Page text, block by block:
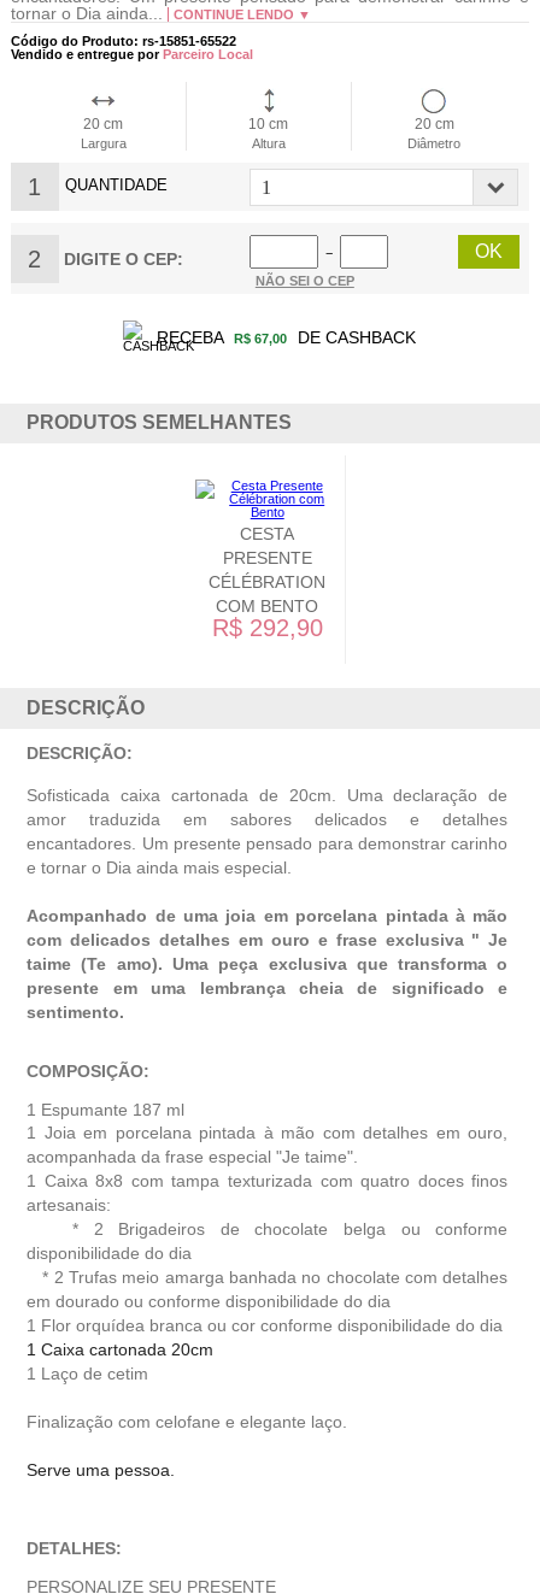
tornar o Dia ainda...
CONTINUE LENDO ▼
Código do Produto: rs-15851-65522
Vendido e entregue porParceiro Local
20 cm
Largura
10 cm
Altura
20 cm
Diâmetro
1 QUANTIDADE
2 DIGITE O CEP:
−
NÃO SEI O CEP
RECEBA R$ 67,00 DE CASHBACK
PRODUTOS SEMELHANTES
CESTA
PRESENTE
CÉLÉBRATION
COM BENTO
R$ 292,90
DESCRIÇÃO
DESCRIÇÃO:
Sofisticada caixa cartonada de 20cm. Uma declaração de
amor traduzida em sabores delicados e detalhes
encantadores. Um presente pensado para demonstrar carinho
e tornar o Dia ainda mais especial.
Acompanhado de uma joia em porcelana pintada à mão
com delicados detalhes em ouro e frase exclusiva " Je
taime (Te amo). Uma peça exclusivaque transforma o
presente em uma lembrança cheia de significado e
sentimento.
COMPOSIÇÃO:
1 Espumante 187 ml
1 Joia em porcelana pintada à mão com detalhes em ouro,
acompanhada da frase especial "Je taime".
1 Caixa 8x8 com tampa texturizada com quatro doces finos
artesanais:
* 2 Brigadeiros de chocolate belga ou conforme
disponibilidade do dia
* 2 Trufas meio amarga banhada no chocolate com detalhes
em douradoou conforme disponibilidade do dia
1 Flor orquídea branca ou cor conforme disponibilidade do dia
1 Caixa cartonada 20cm
1 Laço de cetim
Finalização com celofane e elegante laço.
Serve uma pessoa.
DETALHES:
PERSONALIZE SEU PRESENTE